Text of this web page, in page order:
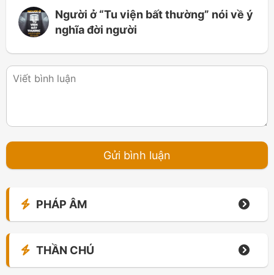
Người ở “Tu viện bất thường” nói về ý
nghĩa đời người
PHÁP ÂM
THẦN CHÚ